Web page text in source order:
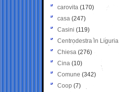
carovita (170)
casa (247)
Casini (119)
Centrodestra in Liguria
Chiesa (276)
Cina (10)
Comune (342)
Coop (7)